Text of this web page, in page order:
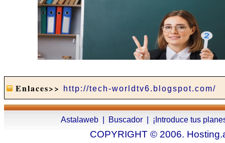
Enlaces>> http://tech-worldtv6.blogspot.com/
Astalaweb Buscador ¡Introduce tus
COPYRIGHT © 2006.